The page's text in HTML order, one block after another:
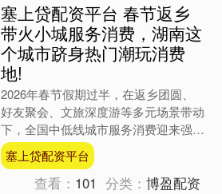
塞上贷配资平台 春节返乡
带火小城服务消费，湖南这
个城市跻身热门潮玩消费
地!
2026年春节假期过半，在返乡团圆、
好友聚会、文旅深度游等多元场景带动
下，全国中低线城市服务消费迎来强劲
增长，成为春节消费市场的一大亮点。
2月21日，记者从美....
塞上贷配资平台
查看： 101 分类：博盈配资